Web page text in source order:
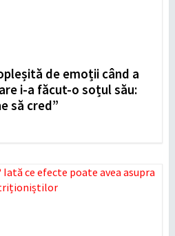
de emoții când a
i-a făcut-o soțul său:
să cred”